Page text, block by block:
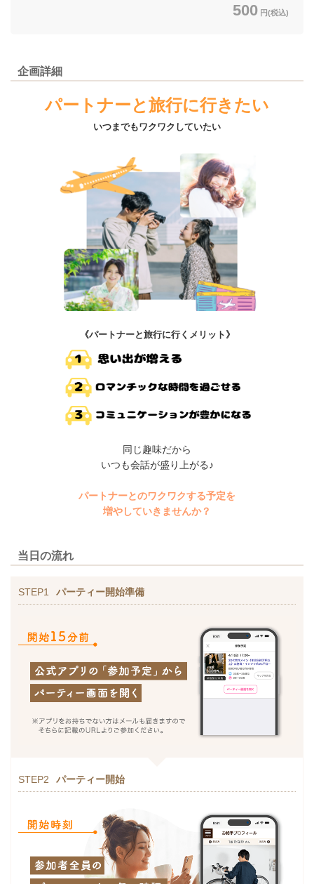
500 円(税込)
企画詳細
パートナーと旅行に行きたい
いつまでもワクワクしていたい
《パートナーと旅行に行くメリット》
同じ趣味だから
いつも会話が盛り上がる♪
パートナーとのワクワクする予定を
増やしていきませんか？
当日の流れ
STEP1 パーティー開始準備
STEP2 パーティー開始